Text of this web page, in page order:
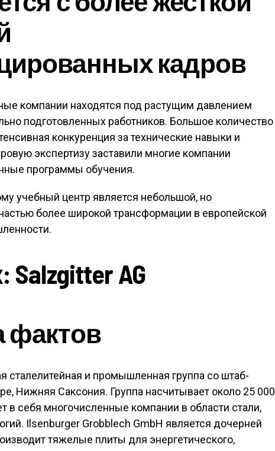
кадров
компании находятся под растущим давлением
подготовленных работников. Большое количество
конкуренция за технические навыки и
экспертизу заставили многие компании
программы обучения.
учебный центр является небольшой, но
более широкой трансформации в европейской
Salzgitter AG
фактов
сталелитейная и промышленная группа со штаб-
Нижняя Саксония. Группа насчитывает около 25 000
в себя многочисленные компании в области стали,
Ilsenburger Grobblech GmbH является дочерней
тяжелые плиты для энергетического,